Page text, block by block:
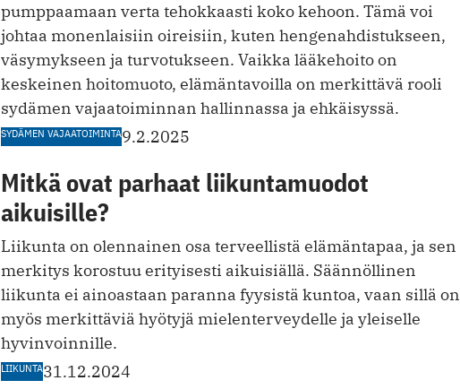
pumppaamaan verta tehokkaasti koko kehoon. Tämä voi
johtaa monenlaisiin oireisiin, kuten hengenahdistukseen,
väsymykseen ja turvotukseen. Vaikka lääkehoito on
keskeinen hoitomuoto, elämäntavoilla on merkittävä rooli
sydämen vajaatoiminnan hallinnassa ja ehkäisyssä.
SYDÄMEN VAJAATOIMINTA9.2.2025
Mitkä ovat parhaat liikuntamuodot
aikuisille?
Liikunta on olennainen osa terveellistä elämäntapaa, ja sen
merkitys korostuu erityisesti aikuisiällä. Säännöllinen
liikunta ei ainoastaan paranna fyysistä kuntoa, vaa n sillä on
myös merkittäviä hyötyjä mielenterveydelle ja yleiselle
hyvinvoinnille.
LIIKUNTA31.12.2024